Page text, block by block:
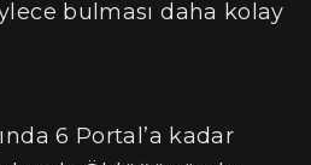
bulması daha kolay
6 Portal’a kadar